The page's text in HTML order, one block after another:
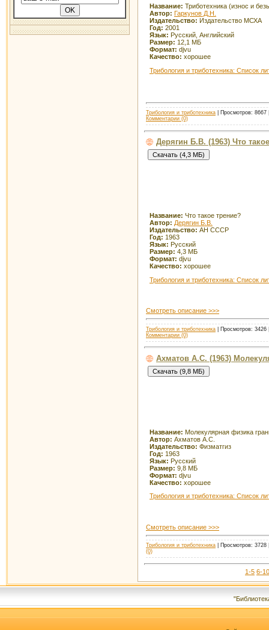
Название: Триботехника (износ и
Автор: Гаркунов Д.Н.
Издательство: Издательство МСХА
Год: 2001
Язык: Русский, Английский
Размер: 12,1 МБ
Формат: djvu
Качество: хорошее
Трибология и триботехника: Список
Трибология и триботехника | Просмотров:
Комментарии (0)
Дерягин Б.В. (1963) Что
Название: Что такое трение?
Автор: Дерягин Б.В.
Издательство: АН СССР
Год: 1963
Язык: Русский
Размер: 4,3 МБ
Формат: djvu
Качество: хорошее
Трибология и триботехника: Список
Смотреть описание >>>
Трибология и триботехника | Просмотров: 3426
Комментарии (0)
Ахматов А.С. (1963)
Название: Молекулярная физика
Автор: Ахматов А.С.
Издательство: Физматгиз
Год: 1963
Язык: Русский
Размер: 9,8 МБ
Формат: djvu
Качество: хорошее
Трибология и триботехника: Список
Смотреть описание >>>
Трибология и триботехника | Просмотров:
(0)
1-5 6-10